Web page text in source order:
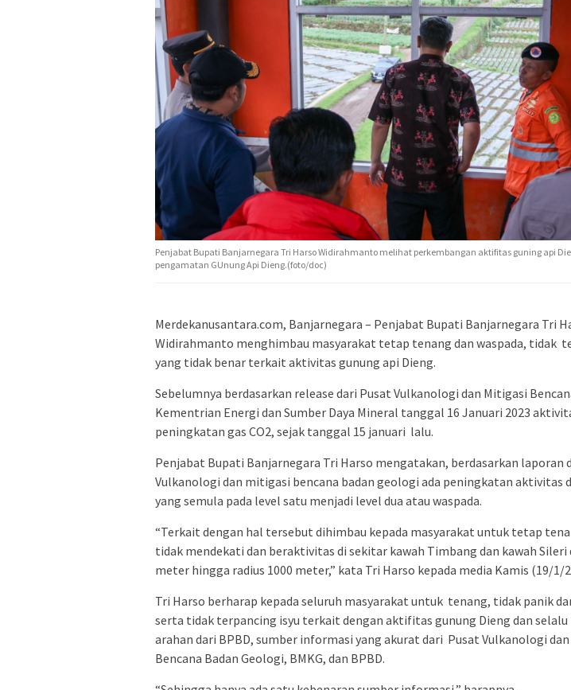
Penjabat Bupati Banjarnegara Tri Harso Widirahmanto melihat perkembangan aktifitas guning api
pengamatan GUnung Api Dieng.(foto/doc)
Merdekanusantara.com, Banjarnegara – Penjabat Bupati Banjarnegara Tri
Widirahmanto menghimbau masyarakat tetap tenang dan waspada, tidak
yang tidak benar terkait aktivitas gunung api Dieng.
Sebelumnya berdasarkan release dari Pusat Vulkanologi dan Mitigasi
Kementrian Energi dan Sumber Daya Mineral tanggal 16 Januari 2023
peningkatan gas CO2, sejak tanggal 15 januari lalu.
Penjabat Bupati Banjarnegara Tri Harso mengatakan, berdasarkan laporan
Vulkanologi dan mitigasi bencana badan geologi ada peningkatan aktivitas
yang semula pada level satu menjadi level dua atau waspada.
“Terkait dengan hal tersebut dihimbau kepada masyarakat untuk tetap
tidak mendekati dan beraktivitas di sekitar kawah Timbang dan kawah Sileri
meter hingga radius 1000 meter,” kata Tri Harso kepada media Kamis (19/1/
Tri Harso berharap kepada seluruh masyarakat untuk tenang, tidak panik
serta tidak terpancing isyu terkait dengan aktifitas gunung Dieng dan
arahan dari BPBD, sumber informasi yang akurat dari Pusat Vulkanologi
Bencana Badan Geologi, BMKG, dan BPBD.